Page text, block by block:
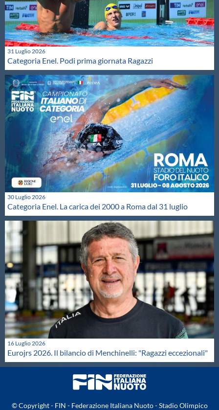
31 Luglio 2026
Categoria Enel. Podi prima giornata Ragazzi
30 Luglio 2026
Categoria Enel. La carica dei 2000 a Roma dal 31 luglio
16 Luglio 2026
Eurojrs 2026. Il bilancio di Menchinelli: "Ragazzi eccezionali"
© Copyright - FIN - Federazione Italiana Nuoto - Stadio Olimpico